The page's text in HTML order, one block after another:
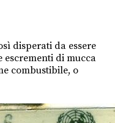
disperati da essere
escrementi di mucca
combustibile, o